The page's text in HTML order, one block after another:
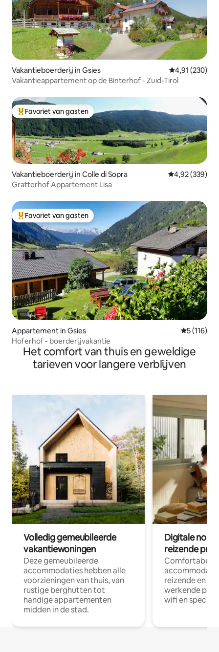
Vakantieboerderij in Gsies Gemiddelde
4,91 (230)
Vakantieappartement op de Binterhof - Zuid-Tirol
Topfavoriet van gasten
Favoriet van gasten
Vakantieboerderij in Colle di Sopra Gemiddelde
4,92 (339)
Gratterhof Appartement Lisa
Topfavoriet van gasten
Favoriet van gasten
Appartement in Gsies
5 (116)
Hoferhof - boerderijvakantie
Het comfort van thuis en geweldige
tarieven voor langere verblijven
Volledig gemeubileerde
vakantiewoningen
Deze gemeubileerde
accommodaties hebben alle
voorzieningen van thuis, van
rustige berghutten tot
handige appartementen
midden in de stad.
Digitale
reizende
Comfortabele
reizende en
werkende
wifi en